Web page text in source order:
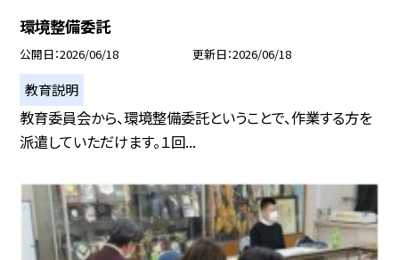
環境整備委託
公開日 2026/06/18 更新日 2026/06/18
教育説明
教育委員会から、環境整備委託ということで、作業する方を
派遣していただけます。１回...